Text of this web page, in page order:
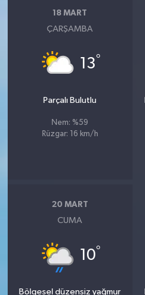
18 MART
ÇARŞAMBA
13°
Parçalı Bulutlu
Nem: %59
Rüzgar: 16 km/h
20 MART
CUMA
10°
Bölgesel düzensiz yağmur